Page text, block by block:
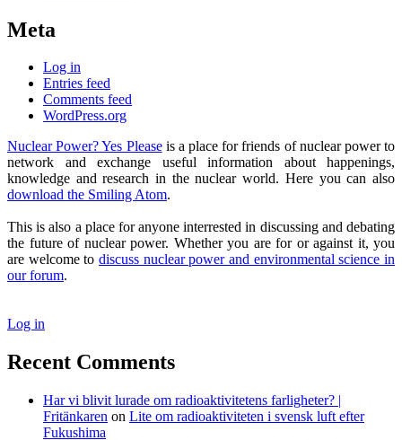
Meta
Log in
Entries feed
Comments feed
WordPress.org
Nuclear Power? Yes Pleaseis a place for friends of nuclear power to
network and exchange useful information about happenings,
knowledge and research in the nuclear world. Here you can also
download the Smiling Atom.
This is also a place for anyone interrested in discussing and debating
the future of nuclear power. Whether you are for or against it, you
are welcome to discuss nuclear power and environmental science in
our forum.
Log in
Recent Comments
Har vi blivit lurade om radioaktivitetens farligheter? |
Fritänkaren on Lite om radioaktiviteten i svensk luft efter
Fukushima